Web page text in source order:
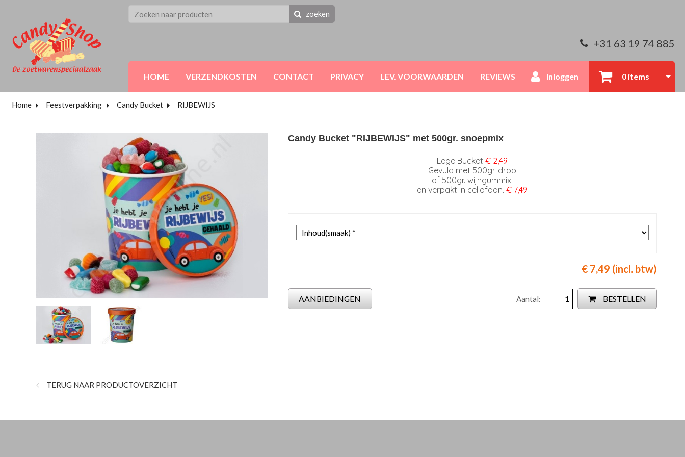
zoeken
+31 63 19 74 885
HOME VERZENDKOSTEN CONTACT PRIVACY LEV. VOORWAARDEN REVIEWS Inloggen 0 items
Home Feestverpakking Candy Bucket RIJBEWIJS
TERUG NAAR PRODUCTOVERZICHT
Candy Bucket "RIJBEWIJS" met 500gr. snoepmix
Lege Bucket€ 2,49
Gevuld met 500gr. drop
of 500gr. wijngummix
en verpakt in cellofaan.€ 7,49
€ 7,49 (incl. btw)
Aantal: BESTELLEN
AANBIEDINGEN